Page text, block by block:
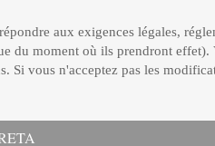
aux exigences légales,
du moment où ils prendront
Si vous n'acceptez pas les